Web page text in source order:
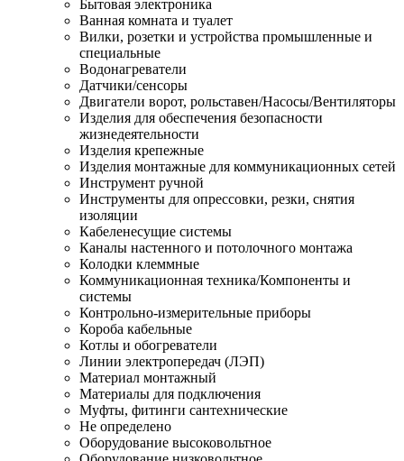
Бытовая электроника
Ванная комната и туалет
Вилки, розетки и устройства промышленные и
специальные
Водонагреватели
Датчики/сенсоры
Двигатели ворот, рольставен/Насосы/Вентиляторы
Изделия для обеспечения безопасности
жизнедеятельности
Изделия крепежные
Изделия монтажные для коммуникационных сетей
Инструмент ручной
Инструменты для опрессовки, резки, снятия
изоляции
Кабеленесущие системы
Каналы настенного и потолочного монтажа
Колодки клеммные
Коммуникационная техника/Компоненты и
системы
Контрольно-измерительные приборы
Короба кабельные
Котлы и обогреватели
Линии электропередач (ЛЭП)
Материал монтажный
Материалы для подключения
Муфты, фитинги сантехнические
Не определено
Оборудование высоковольтное